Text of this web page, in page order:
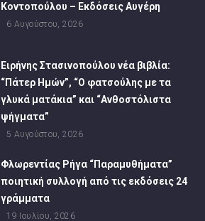
Κοντοπούλου – Εκδόσεις Αυγέρη
6 Αυγούστου, 2026
Ειρήνης Στασινοπούλου νέα βιβλία:
“Πάτερ Ημών”, “Ο φατσούλης με τα
γλυκά ματάκια” και “Ανθοστόλιστα
ψήγματα”
5 Αυγούστου, 2026
Φλωρεντίας Ρήγα “Παραμυθήματα”
ποιητική συλλογή από τις εκδόσεις 24
γράμματα
19 Ιουλίου, 2026